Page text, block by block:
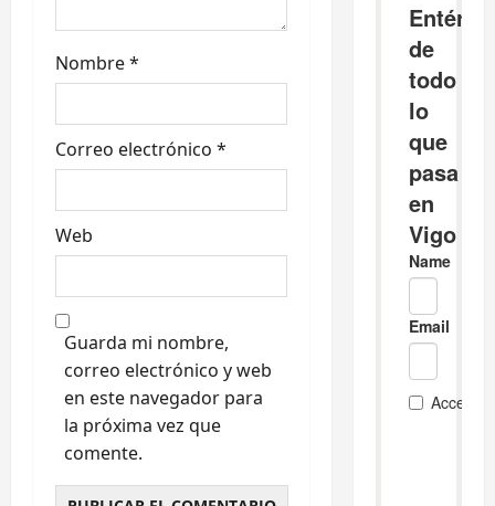
a
s
Nombre*
Correo electrónico *
Web
Guarda mi nombre,
correo electrónico y web
en este navegador para
la próxima vez que
comente.